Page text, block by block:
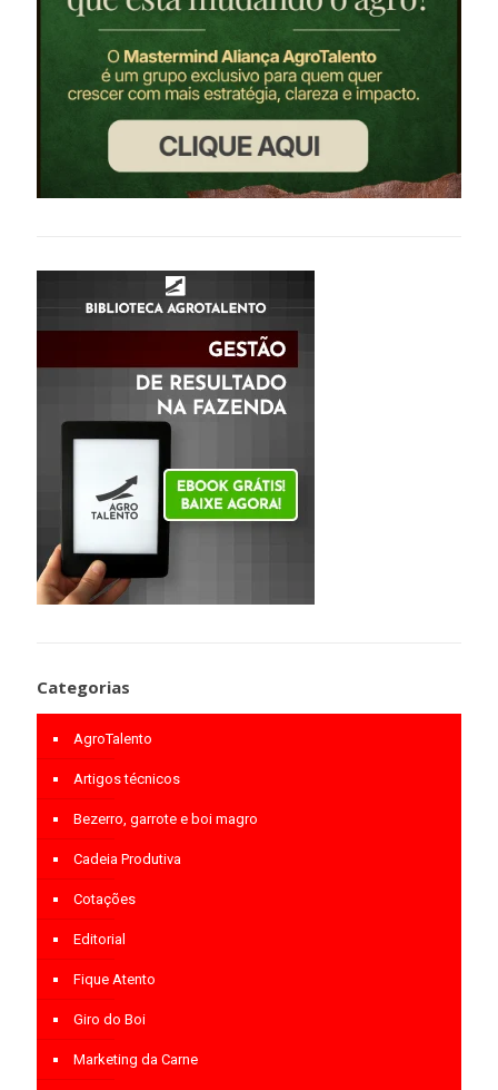
Categorias
AgroTalento
Artigos técnicos
Bezerro, garrote e boi magro
Cadeia Produtiva
Cotações
Editorial
Fique Atento
Giro do Boi
Marketing da Carne